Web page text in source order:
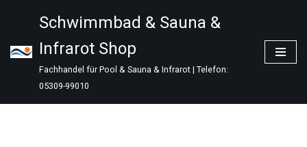
Inhalt
springen
Schwimmbad & Sauna &
Infrarot Shop
Fachhandel für Pool & Sauna & Infrarot | Telefon:
05309-99010